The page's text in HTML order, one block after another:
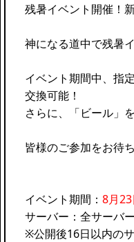
残暑イベント開催！
神になる道中で残暑
イベント期間中、指
交換可能！
さらに、「ビール」
皆様のご参加をお待
イベント期間： 8月
サーバー：全サーバー
※公開後16日以内の